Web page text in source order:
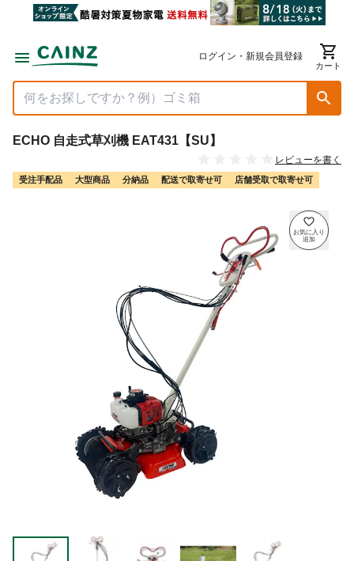
ログイン・新規会員登録
カート
ECHO 自走式草刈機 EAT431【SU】
レビューを書く
受注手配品 大型商品 分納品 配送で取寄せ可 店舗受取で取寄せ可